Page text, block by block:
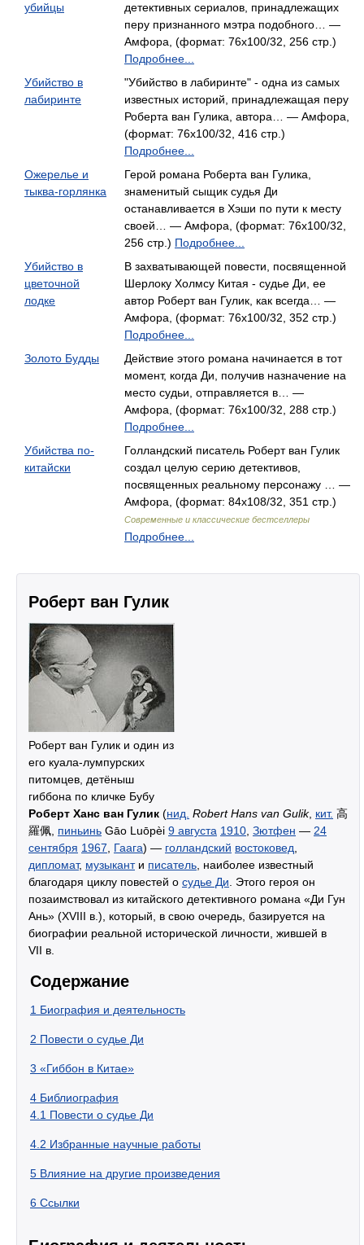
убийцы
детективных сериалов, принадлежащих
перу признанного мэтра подобного… —
Амфора, (формат: 76x100/32, 256 стр.)
Подробнее...
Убийство в
лабиринте
"Убийство в лабиринте" - одна из самых
известных историй, принадлежащая перу
Роберта ван Гулика, автора… — Амфора,
(формат: 76x100/32, 416 стр.)
Подробнее...
Ожерелье и
тыква-горлянка
Герой романа Роберта ван Гулика,
знаменитый сыщик судья Ди
останавливается в Хэши по пути к месту
своей… — Амфора, (формат: 76x100/32,
256 стр.) Подробнее...
Убийство в
цветочной
лодке
В захватывающей повести, посвященной
Шерлоку Холмсу Китая - судье Ди, ее
автор Роберт ван Гулик, как всегда… —
Амфора, (формат: 76x100/32, 352 стр.)
Подробнее...
Золото Будды
Действие этого романа начинается в тот
момент, когда Ди, получив назначение на
место судьи, отправляется в… —
Амфора, (формат: 76x100/32, 288 стр.)
Подробнее...
Убийства по-
китайски
Голландский писатель Роберт ван Гулик
создал целую серию детективов,
посвященных реальному персонажу … —
Амфора, (формат: 84x108/32, 351 стр.)
Современные и классические бестселлеры
Подробнее...
Роберт ван Гулик
Роберт ван Гулик и один из
его куала-лумпурских
питомцев, детёныш
гиббона по кличке Бубу
Роберт Ханс ван Гулик (нид. Robert Hans van Gulik, кит. 高
羅佩, пиньинь Gāo Luōpèi 9 августа 1910 Зютфен — 24
сентября 1967 Гаага) — голландский востоковед
дипломат, музыканти писатель , наиболее известный
благодаря циклу повестей о судье Ди . Этого героя он
позаимствовал из китайского детективного романа «Ди Гун
Ань» (XVIII в.), который, в свою очередь, базируется на
биографии реальной исторической личности, жившей в
VII в.
Содержание
1 Биография и деятельность
2 Повести о судье Ди
3 «Гиббон в Китае»
4 Библиография
4.1 Повести о судье Ди
4.2 Избранные научные работы
5 Влияние на другие произведения
6 Ссылки